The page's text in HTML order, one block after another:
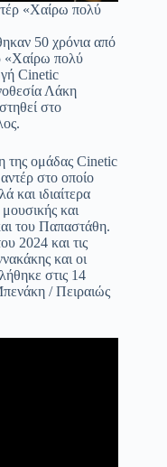
«Χαίρω πολύ
50 χρόνια από
«Χαίρω πολύ
Cinetic
Λάκη
στο
της ομάδας Cinetic
στο οποίο
και ιδιαίτερα
μουσικής και
του Παπαστάθη.
2024 και τις
και οι
στις 14
/ Πειραιώς